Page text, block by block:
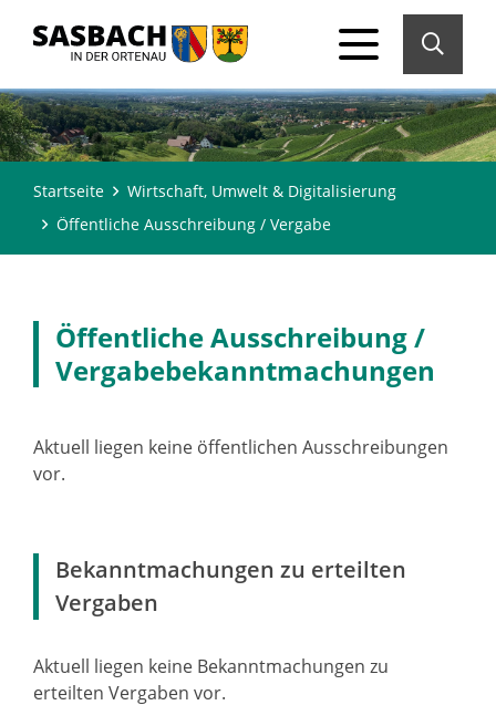
Startseite
Wirtschaft, Umwelt & Digitalisierung
Öffentliche Ausschreibung / Vergabe
Öffentliche Ausschreibung /
Vergabebekanntmachungen
Aktuell liegen keine öffentlichen Ausschreibungen
vor.
Bekanntmachungen zu erteilten
Vergaben
Aktuell liegen keine Bekanntmachungen zu
erteilten Vergaben vor.